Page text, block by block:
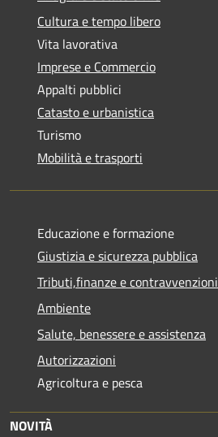
Cultura e tempo libero
Vita lavorativa
Imprese e Commercio
Appalti pubblici
Catasto e urbanistica
Turismo
Mobilità e trasporti
Educazione e formazione
Giustizia e sicurezza pubblica
Tributi,finanze e contravvenzioni
Ambiente
Salute, benessere e assistenza
Autorizzazioni
Agricoltura e pesca
NOVITÀ